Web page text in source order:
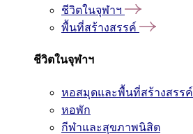
ชีวิตในจุฬาฯ
พื้นที่สร้างสรรค์
ชีวิตในจุฬาฯ
หอสมุดและพื้นที่สร้างสรรค์
หอพัก
กีฬาและสุขภาพนิสิต